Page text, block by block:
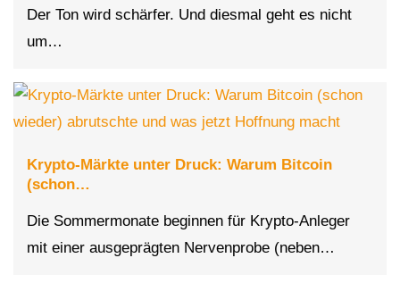
Der Ton wird schärfer. Und diesmal geht es nicht
um…
Krypto-Märkte unter Druck: Warum Bitcoin
(schon…
Die Sommermonate beginnen für Krypto-Anleger
mit einer ausgeprägten Nervenprobe (neben…